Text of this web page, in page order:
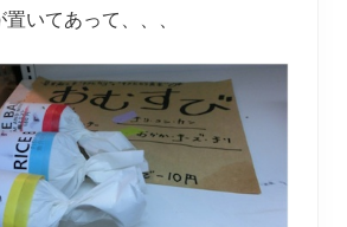
いてあって、、、